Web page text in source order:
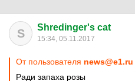
S Shredinger's cat
15:34, 05.11.2017
От пользователя news@e1.ru
Ради запаха розы